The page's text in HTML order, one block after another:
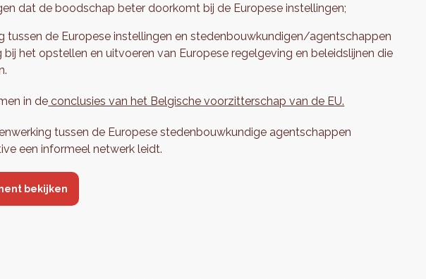
dat de boodschap beter doorkomt bij de Europese instellingen;
tussen de Europese instellingen en stedenbouwkundigen/agentschappen
het opstellen en uitvoeren van Europese regelgeving en beleidslijnen die
in de conclusies van het Belgische voorzitterschap van de EU.
tussen de Europese stedenbouwkundige agentschappen
een informeel netwerk leidt.
bekijken